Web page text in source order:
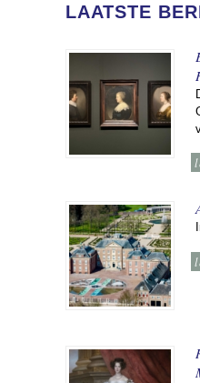
LAATSTE